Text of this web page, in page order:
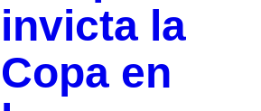
invicta la
Copa en